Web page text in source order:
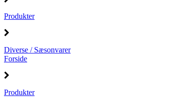
Produkter
Diverse / Sæsonvarer
Forside
Produkter